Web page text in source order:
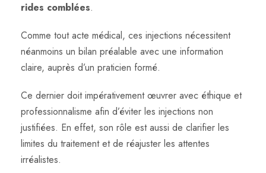
rides comblées.
Comme tout acte médical, ces injections nécessitent
néanmoins un bilan préalable avec une information
claire, auprès d’un praticien formé.
Ce dernier doit impérativement œuvrer avec éthique et
professionnalisme afin d’éviter les injections non
justifiées. En effet, son rôle est aussi de clarifier les
limites du traitement et de réajuster les attentes
irréalistes.